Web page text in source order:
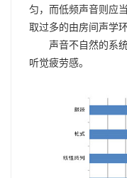
匀，而低频声音则应
取过多的由房间声学
声音不自然的系统
听觉疲劳感。